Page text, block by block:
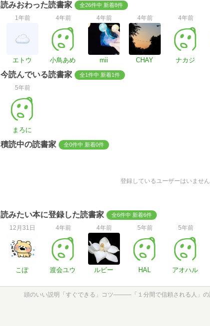
読みおわった読書家 全26件中 新着8件
1年前
エトウ
4年前
小鳥あめ
4年前
mii
4年前
CHAY
4年前
ナカジ
今読んでいる読書家 全1件中 新着1件
5年前
まろに
積読中の読書家 全0件中 新着0件
登録しているユーザーはいません
読みたい本に登録した読書家 全6件中 新着6件
12月31日
こぽ
4年前
渡会ユウ
4年前
ルビー
5年前
HAL
5年前
アオハル